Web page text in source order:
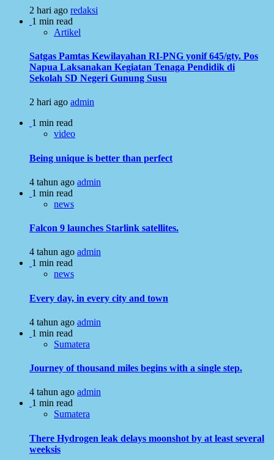
2 hari ago redaksi
1 min read
Artikel
Satgas Pamtas Kewilayahan RI-PNG yonif 645/gty. Pos
Napua Laksanakan Kegiatan Tenaga Pendidik di
Sekolah SD Negeri Gunung Susu
2 hari ago admin
1 min read
video
Being unique is better than perfect
4 tahun ago admin
1 min read
news
Falcon 9 launches Starlink satellites.
4 tahun ago admin
1 min read
news
Every day, in every city and town
4 tahun ago admin
1 min read
Sumatera
Journey of thousand miles begins with a single step.
4 tahun ago admin
1 min read
Sumatera
There Hydrogen leak delays moonshot by at least several
weeksis